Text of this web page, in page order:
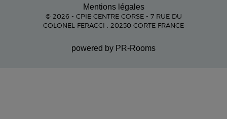
Mentions légales
© 2026 - CPIE CENTRE CORSE - 7 RUE DU
COLONEL FERACCI , 20250 CORTE FRANCE
powered by PR-Rooms